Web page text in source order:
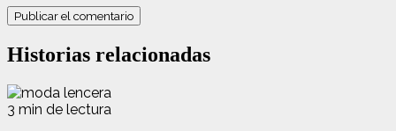
Historias relacionadas
3 min de lectura